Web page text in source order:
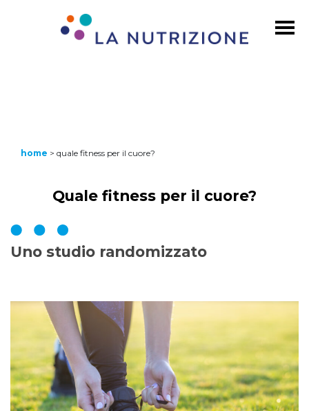
home > quale fitness per il cuore?
Quale fitness per il cuore?
Uno studio randomizzato